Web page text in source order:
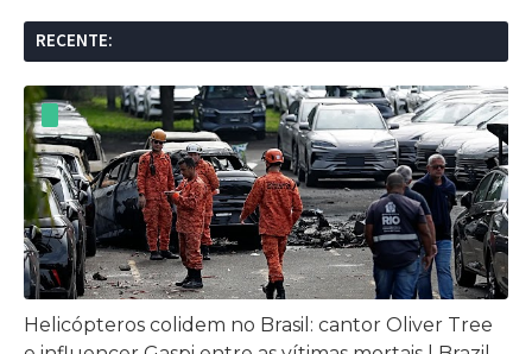
RECENTE:
Helicópteros colidem no Brasil: cantor Oliver Tree